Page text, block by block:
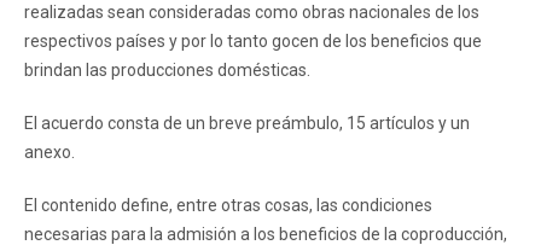
realizadas sean consideradas como obras nacionales de los
respectivos países y por lo tanto gocen de los beneficios que
brindan las producciones domésticas.
El acuerdo consta de un breve preámbulo, 15 artículos y un
anexo.
El contenido define, entre otras cosas, las condiciones
necesarias para la admisión a los beneficios de la coproducción,